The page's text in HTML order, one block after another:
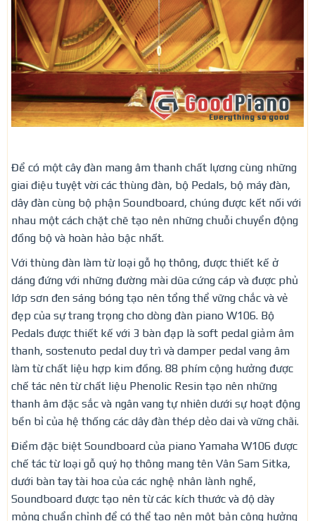
Để có một cây đàn mang âm thanh chất lựơng cùng những
giai điệu tuyệt vời các thùng đàn, bộ Pedals, bộ máy đàn,
dây đàn cùng bộ phận Soundboard, chúng được kết nối với
nhau một cách chặt chẽ tạo nên những chuỗi chuyển động
đồng bộ và hoàn hảo bậc nhất.
Với thùng đàn làm từ loại gỗ họ thông, được thiết kế ở
dáng đứng với những đường mài dũa cứng cáp và được phủ
lớp sơn đen sáng bóng tạo nên tổng thể vững chắc và vẻ
đẹp của sự trang trọng cho dòng đàn piano W106. Bộ
Pedals được thiết kế với 3 bàn đạp là soft pedal giảm âm
thanh, sostenuto pedal duy trì và damper pedal vang âm
làm từ chất liệu hợp kim đồng. 88 phím cộng hưởng được
chế tác nên từ chất liệu Phenolic Resin tạo nên những
thanh âm đặc sắc và ngân vang tự nhiên dưới sự hoạt động
bền bỉ của hệ thống các dây đàn thép dẻo dai và vững chãi.
Điểm đặc biệt Soundboard của piano Yamaha W106 được
chế tác từ loại gỗ quý họ thông mang tên Vân Sam Sitka,
dưới bàn tay tài hoa của các nghệ nhân lành nghề,
Soundboard được tạo nên từ các kích thước và độ dày
mỏng chuẩn chỉnh để có thể tạo nên một bản cộng hưởng